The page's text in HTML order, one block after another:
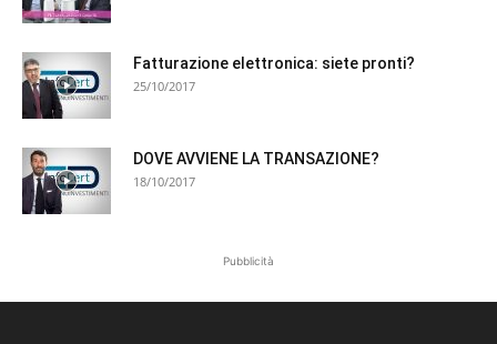
Fatturazione elettronica: siete pronti?
25/10/2017
DOVE AVVIENE LA TRANSAZIONE?
18/10/2017
Pubblicità